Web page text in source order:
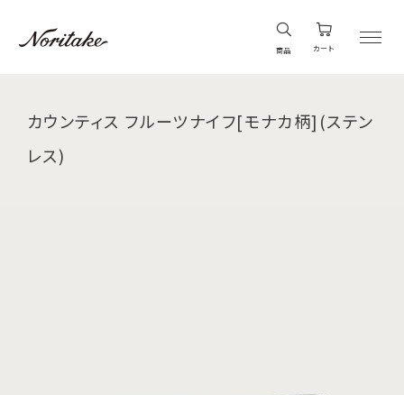
商品 カート
カウンティス フルーツナイフ[モナカ柄](ステン
レス)